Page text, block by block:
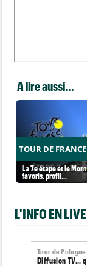
A lire aussi...
TOUR DE
La 7e étape et le
favoris, profil…
L'INFO EN LIVE
Tour de Pologne
Diffusion TV...